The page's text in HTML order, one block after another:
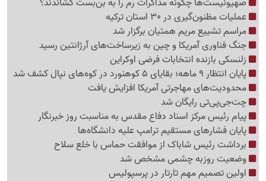
صهیونیست‌ها چگونه مذاکرات رم را به بن‌بست کشاندند؟
عملیات مظنون‌گیری در 30 استان ترکیه
مراسم تشییع مریم همتیان برگزار شد
جنگ فناوری آمریکا و چین به زیرساخت‌های آرژانتین رسید
زلنسکی بازنده انتخابات فرضی اوکراین
پایان انتظار 9 ماهه؛ بقایای 5 کوهنورد در کوه‌های نپال کشف شد
محدودیت‌های مهاجرتی آمریکا افزایش یافت
چت‌جی‌پی‌تی رایگان شد
پیام رئیس مرکز اسناد دفاع مقدس به مناسبت روز خبرنگار
پایان فشارهای مستقیم ترامپ علیه دانشگاه‌ها
برداشت رئیس شاباک از موافقت حماس با خلع سلاح
وضعیت روزبه چشمی مشخص شد
اولین تصمیم مهم تارتار در پرسپولیس